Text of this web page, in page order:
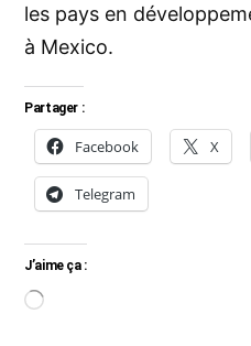
les pays en
à Mexico.
Partager :
Facebook X
Telegram
J’aime ça :
C